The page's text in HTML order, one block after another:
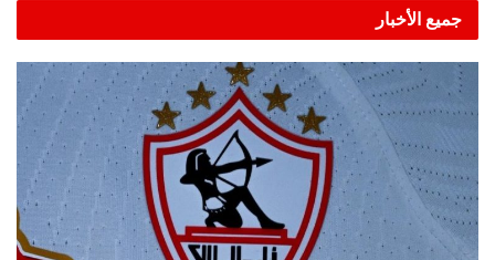
Alternative:
جميع الأخبار